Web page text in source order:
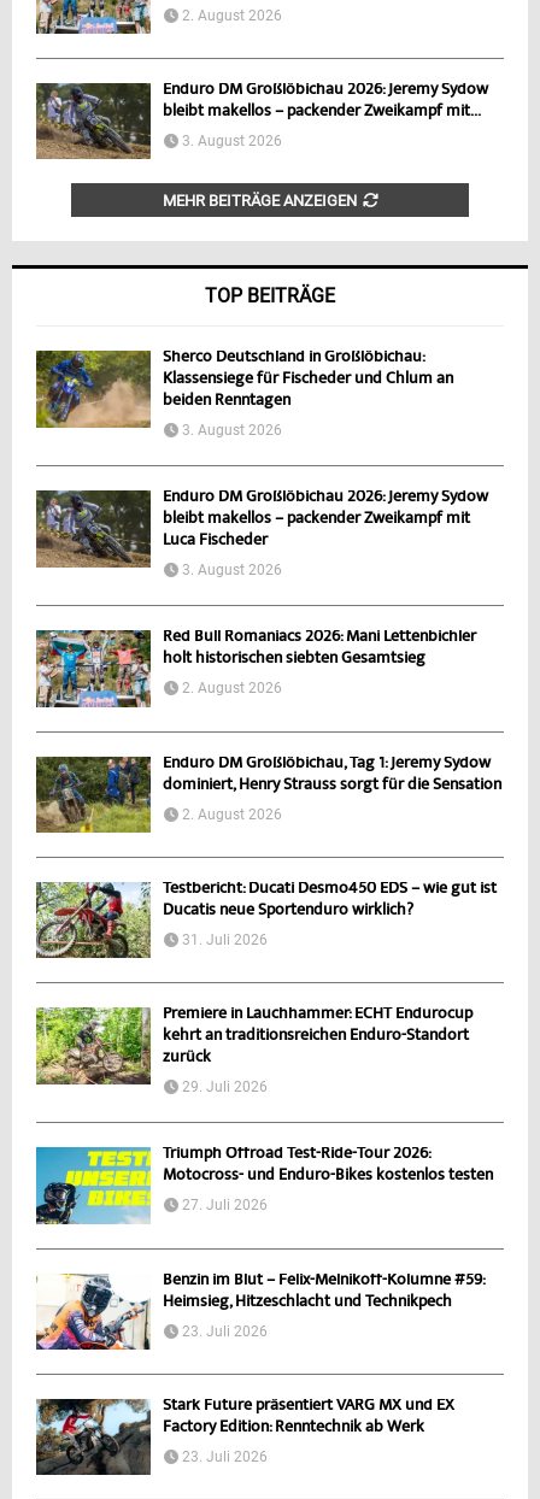
2. August 2026
Enduro DM Großlöbichau 2026: Jeremy Sydow
bleibt makellos – packender Zweikampf mit...
3. August 2026
MEHR BEITRÄGE ANZEIGEN
TOP BEITRÄGE
Sherco Deutschland in Großlöbichau:
Klassensiege für Fischeder und Chlum an
beiden Renntagen
3. August 2026
Enduro DM Großlöbichau 2026: Jeremy Sydow
bleibt makellos – packender Zweikampf mit
Luca Fischeder
3. August 2026
Red Bull Romaniacs 2026: Mani Lettenbichler
holt historischen siebten Gesamtsieg
2. August 2026
Enduro DM Großlöbichau, Tag 1: Jeremy Sydow
dominiert, Henry Strauss sorgt für die Sensation
2. August 2026
Testbericht: Ducati Desmo450 EDS – wie gut ist
Ducatis neue Sportenduro wirklich?
31. Juli 2026
Premiere in Lauchhammer: ECHT Endurocup
kehrt an traditionsreichen Enduro-Standort
zurück
29. Juli 2026
Triumph Offroad Test-Ride-Tour 2026:
Motocross- und Enduro-Bikes kostenlos testen
27. Juli 2026
Benzin im Blut – Felix-Melnikoff-Kolumne #59:
Heimsieg, Hitzeschlacht und Technikpech
23. Juli 2026
Stark Future präsentiert VARG MX und EX
Factory Edition: Renntechnik ab Werk
23. Juli 2026